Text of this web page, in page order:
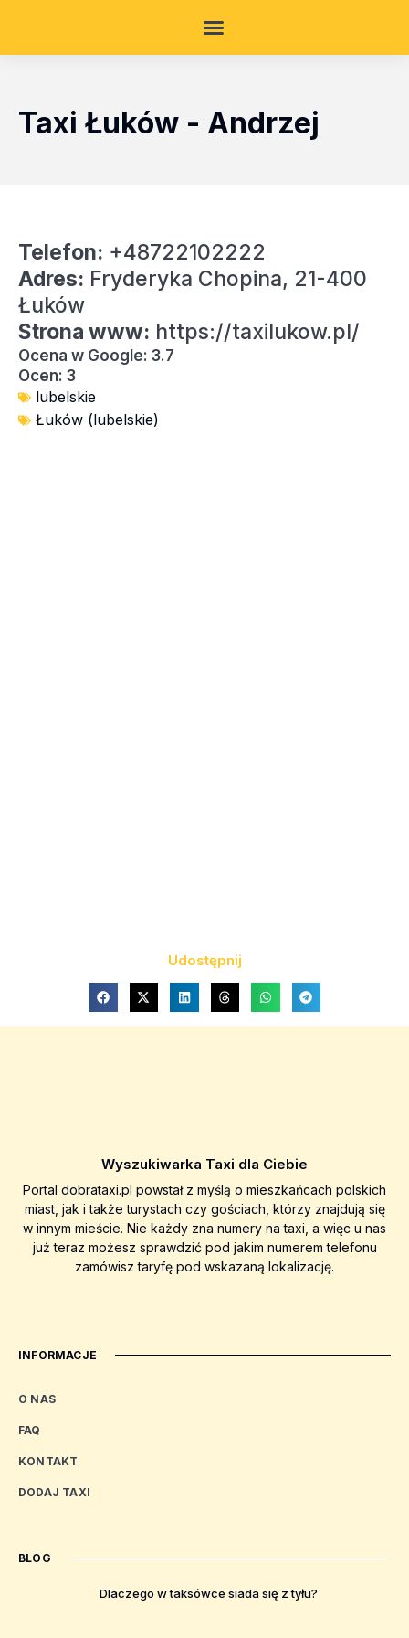
Taxi Łuków - Andrzej
Telefon: +48722102222
Adres: Fryderyka Chopina, 21-400
Łuków
Strona www: https://taxilukow.pl/
Ocena w Google: 3.7
Ocen: 3
lubelskie
Łuków (lubelskie)
Udostępnij
Wyszukiwarka Taxi dla Ciebie
Portal dobrataxi.pl powstał z myślą o mieszkańcach polskich
miast, jak i także turystach czy gościach, którzy znajdują się
w innym mieście. Nie każdy zna numery na taxi, a więc u nas
już teraz możesz sprawdzić pod jakim numerem telefonu
zamówisz taryfę pod wskazaną lokalizację.
INFORMACJE
O NAS
FAQ
KONTAKT
DODAJ TAXI
BLOG
Dlaczego w taksówce siada się z tyłu?